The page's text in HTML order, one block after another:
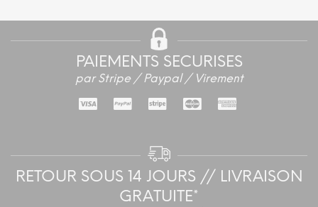
PAIEMENTS SECURISES
par Stripe / Paypal / Virement
RETOUR SOUS 14 JOURS // LIVRAISON
GRATUITE*